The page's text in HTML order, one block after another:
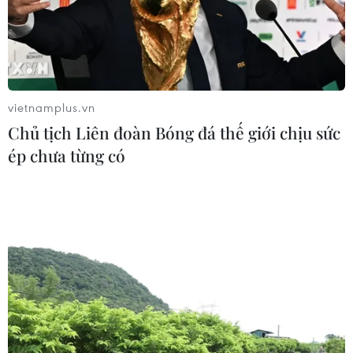
05/08/2026 04:56
Áp thấp nhiệt đới mạnh lên thành
bão số 3, vùng ven biển không bị ảnh
hưởng
05/08/2026 01:41
Mưa lũ, sạt lở tại Sri Lanka khiến 5
Thời tiết ngày 5/8: Bắc Bộ tiếp tục
mưa lớn, nguy cơ lũ quét và sạt lở đất
gia tăng
04/08/2026 23:08
vietnamplus.vn
Chủ tịch Liên đoàn Bóng đá thế giới chịu sức
ép chưa từng có